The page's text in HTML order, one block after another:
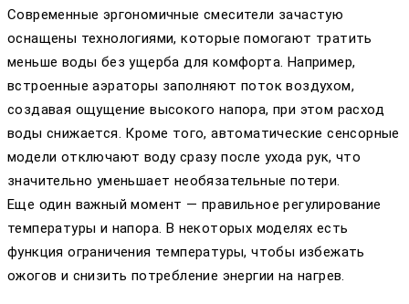
Современные эргономичные смесители зачастую
оснащены технологиями, которые помогают тратить
меньше воды без ущерба для комфорта. Например,
встроенные аэраторы заполняют поток воздухом,
создавая ощущение высокого напора, при этом расход
воды снижается. Кроме того, автоматические сенсорные
модели отключают воду сразу после ухода рук, что
значительно уменьшает необязательные потери.
Еще один важный момент — правильное регулирование
температуры и напора. В некоторых моделях есть
функция ограничения температуры, чтобы избежать
ожогов и снизить потребление энергии на нагрев.